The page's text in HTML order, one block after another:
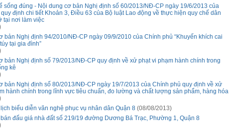
sống đúng - Nội dung cơ bản Nghị định số 60/2013/NĐ-CP ngày 19/6/2013 của
định chi tiết Khoản 3, Điều 63 của Bộ luật Lao động về thực hiện quy chế dân
tại nơi làm việc
bản Nghị định 94/2010/NĐ-CP ngày 09/9/2010 của Chính phủ “Khuyến khích cai
tại gia đình”
bản Nghị định số 79/2013/NĐ-CP quy định về xử phạt vi phạm hành chính trong
kê
bản Nghị định số 80/2013/NĐ-CP ngày 19/7/2013 của Chính phủ quy định về xử
hành chính trong lĩnh vực tiêu chuẩn, đo lường và chất lượng sản phẩm, hàng hóa
biểu diễn văn nghệ phục vụ nhân dân Quận 8 (08/08/2013)
đấu giá nhà đất số 219/19 đường Dương Bá Trạc, Phường 1, Quận 8